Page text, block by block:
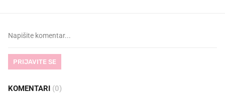
PRIJAVITE SE
KOMENTARI (0)